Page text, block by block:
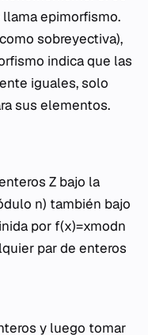
epimorfismo.
sobreyectiva),
indica que las
iguales, solo
sus elementos.
Z bajo la
n) también bajo
por f(x)=xmodn
par de enteros
y luego tomar